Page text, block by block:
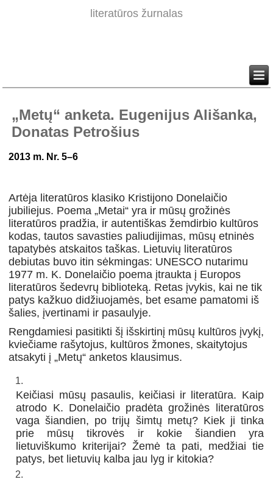
literatūros žurnalas
„Metų“ anketa. Eugenijus Ališanka,
Donatas Petrošius
2013 m. Nr. 5–6
Artėja literatūros klasiko Kristijono Donelaičio
jubiliejus. Poema „Metai“ yra ir mūsų grožinės
literatūros pradžia, ir autentiškas žemdirbio kultūros
kodas, tautos savasties paliudijimas, mūsų etninės
tapatybės atskaitos taškas. Lietuvių literatūros
debiutas buvo itin sėkmingas: UNESCO nutarimu
1977 m. K. Donelaičio poema įtraukta į Europos
literatūros šedevrų biblioteką. Retas įvykis, kai ne tik
patys kažkuo didžiuojamės, bet esame pamatomi iš
šalies, įvertinami ir pasaulyje.
Rengdamiesi pasitikti šį išskirtinį mūsų kultūros įvykį,
kviečiame rašytojus, kultūros žmones, skaitytojus
atsakyti į „Metų“ anketos klausimus.
Keičiasi mūsų pasaulis, keičiasi ir literatūra. Kaip
atrodo K. Donelaičio pradėta grožinės literatūros
vaga šiandien, po trijų šimtų metų? Kiek ji tinka
prie mūsų tikrovės ir kokie šiandien yra
lietuviškumo kriterijai? Žemė ta pati, medžiai tie
patys, bet lietuvių kalba jau lyg ir kitokia?